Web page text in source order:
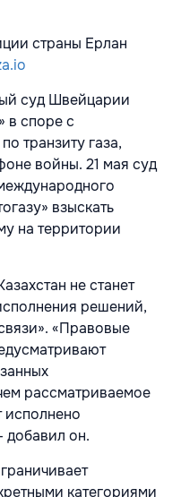
страны Ерлан
суд Швейцарии
в споре с
транзиту газа,
войны. 21 мая суд
взыскать
на территории
не станет
решений,
«Правовые
рассматриваемое
добавил он.
категориями